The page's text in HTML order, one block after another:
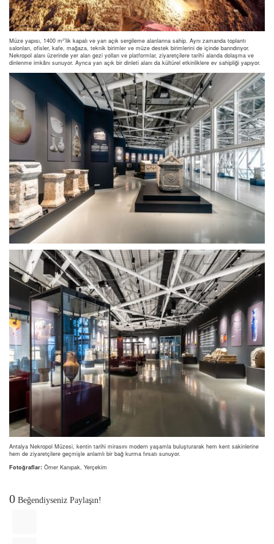
Müze yapısı, 1400 m²’lik kapalı ve yarı açık sergileme alanlarına sahip. Aynı zamanda toplantı
salonları, ofisler, kafe, mağaza, teknik birimler ve müze destek birimlerini de içinde barındırıyor.
Nekropol alanı üzerinde yer alan gezi yolları ve platformlar, ziyaretçilere tarihî alanda dolaşma ve
dinlenme imkânı sunuyor. Ayrıca yarı açık bir dinleti alanı da kültürel etkinliklere ev sahipliği yapıyor.
Antalya Nekropol Müzesi, kentin tarihi mirasını modern yaşamla buluşturarak hem kent sakinlerine
hem de ziyaretçilere geçmişle anlamlı bir bağ kurma fırsatı sunuyor.
Fotoğraflar: Ömer Kanıpak, Yerçekim
0 Beğendiyseniz Paylaşın!